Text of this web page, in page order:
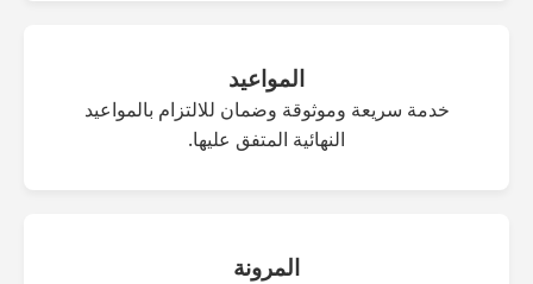
المواعيد
خدمة سريعة وموثوقة وضمان للالتزام بالمواعيد
النهائية المتفق عليها.
المرونة